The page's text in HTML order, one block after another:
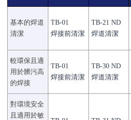
基本的焊道
清潔
TB-01
焊接前清潔
TB-21 ND
焊道清潔
較環保且適
用於髒污高
的焊接
TB-01
焊接前清潔
TB-30 ND
焊道清潔
對環境安全
且適用於敏